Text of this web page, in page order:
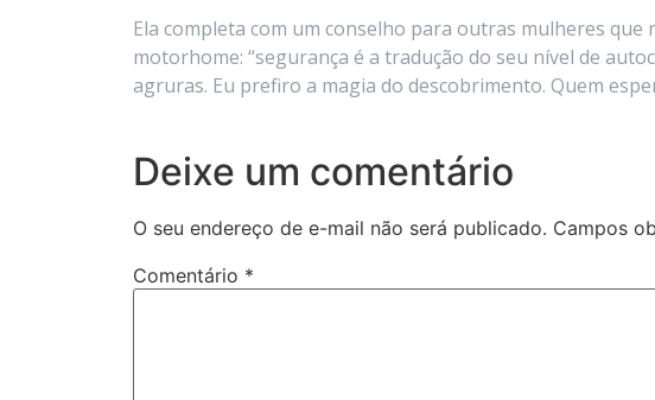
Ela completa com um conselho para outras mulheres
motorhome: “segurança é a tradução do seu nível de
agruras. Eu prefiro a magia do descobrimento. Quem
Deixe um comentário
O seu endereço de e-mail não será publicado. Campos
Comentário *